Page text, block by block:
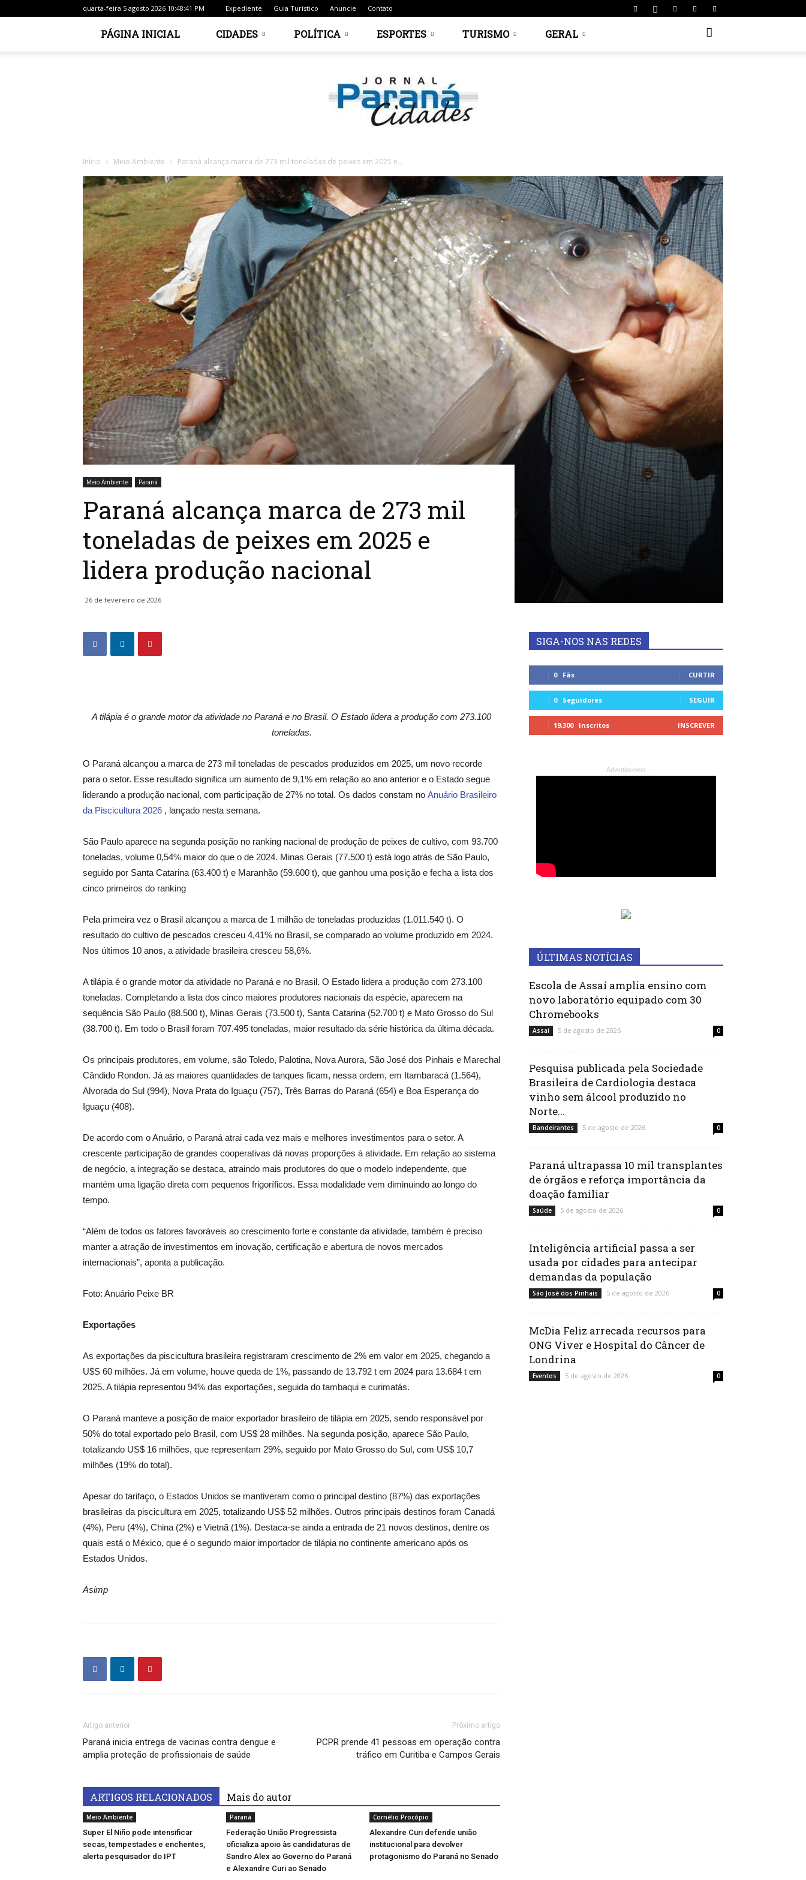
quarta-feira 5 agosto 2026 10:48:41 PM Expediente Guia Turístico Anuncie Contato
PÁGINA INICIAL CIDADES POLÍTICA ESPORTES TURISMO GERAL
Jornal
Cidades
do
Paraná
Início Meio Ambiente Paraná alcança marca de 273 mil toneladas de peixes em 2025 e...
Meio Ambiente Paraná
Paraná alcança marca de 273 mil
toneladas de peixes em 2025 e
lidera produção nacional
26 de fevereiro de 2026
A tilápia é o grande motor da atividade no Paraná e no Brasil. O Estado lidera a produção com 273.100
toneladas.
O Paraná alcançou a marca de 273 mil toneladas de pescados produzidos em 2025, um novo recorde
para o setor. Esse resultado significa um aumento de 9,1% em relação ao ano anterior e o Estado segue
liderando a produção nacional, com participação de 27% no total. Os dados constam no Anuário Brasileiro
da Piscicultura 2026 , lançado nesta semana.
São Paulo aparece na segunda posição no ranking nacional de produção de peixes de cultivo, com 93.700
toneladas, volume 0,54% maior do que o de 2024. Minas Gerais (77.500 t) está logo atrás de São Paulo,
seguido por Santa Catarina (63.400 t) e Maranhão (59.600 t), que ganhou uma posição e fecha a lista dos
cinco primeiros do ranking
Pela primeira vez o Brasil alcançou a marca de 1 milhão de toneladas produzidas (1.011.540 t). O
resultado do cultivo de pescados cresceu 4,41% no Brasil, se comparado ao volume produzido em 2024.
Nos últimos 10 anos, a atividade brasileira cresceu 58,6%.
A tilápia é o grande motor da atividade no Paraná e no Brasil. O Estado lidera a produção com 273.100
toneladas. Completando a lista dos cinco maiores produtores nacionais da espécie, aparecem na
sequência São Paulo (88.500 t), Minas Gerais (73.500 t), Santa Catarina (52.700 t) e Mato Grosso do Sul
(38.700 t). Em todo o Brasil foram 707.495 toneladas, maior resultado da série histórica da última década.
Os principais produtores, em volume, são Toledo, Palotina, Nova Aurora, São José dos Pinhais e Marechal
Cândido Rondon. Já as maiores quantidades de tanques ficam, nessa ordem, em Itambaracá (1.564),
Alvorada do Sul (994), Nova Prata do Iguaçu (757), Três Barras do Paraná (654) e Boa Esperança do
Iguaçu (408).
De acordo com o Anuário, o Paraná atrai cada vez mais e melhores investimentos para o setor. A
crescente participação de grandes cooperativas dá novas proporções à atividade. Em relação ao sistema
de negócio, a integração se destaca, atraindo mais produtores do que o modelo independente, que
mantém uma ligação direta com pequenos frigoríficos. Essa modalidade vem diminuindo ao longo do
tempo.
“Além de todos os fatores favoráveis ao crescimento forte e constante da atividade, também é preciso
manter a atração de investimentos em inovação, certificação e abertura de novos mercados
internacionais”, aponta a publicação.
Foto: Anuário Peixe BR
Exportações
As exportações da piscicultura brasileira registraram crescimento de 2% em valor em 2025, chegando a
U$S 60 milhões. Já em volume, houve queda de 1%, passando de 13.792 t em 2024 para 13.684 t em
2025. A tilápia representou 94% das exportações, seguida do tambaqui e curimatás.
O Paraná manteve a posição de maior exportador brasileiro de tilápia em 2025, sendo responsável por
50% do total exportado pelo Brasil, com US$ 28 milhões. Na segunda posição, aparece São Paulo,
totalizando US$ 16 milhões, que representam 29%, seguido por Mato Grosso do Sul, com US$ 10,7
milhões (19% do total).
Apesar do tarifaço, o Estados Unidos se mantiveram como o principal destino (87%) das exportações
brasileiras da piscicultura em 2025, totalizando US$ 52 milhões. Outros principais destinos foram Canadá
(4%), Peru (4%), China (2%) e Vietnã (1%). Destaca-se ainda a entrada de 21 novos destinos, dentre os
quais está o México, que é o segundo maior importador de tilápia no continente americano após os
Estados Unidos.
Asimp
Artigo anterior
Paraná inicia entrega de vacinas contra dengue e
amplia proteção de profissionais de saúde
Próximo artigo
PCPR prende 41 pessoas em operação contra
tráfico em Curitiba e Campos Gerais
ARTIGOS RELACIONADOS Mais do autor
Meio Ambiente
Super El Niño pode intensificar
secas, tempestades e enchentes,
alerta pesquisador do IPT
Paraná
Federação União Progressista
oficializa apoio às candidaturas de
Sandro Alex ao Governo do Paraná
e Alexandre Curi ao Senado
Cornélio Procópio
Alexandre Curi defende união
institucional para devolver
protagonismo do Paraná no Senado
SIGA-NOS NAS REDES
0 Fãs CURTIR
0 Seguidores SEGUIR
19,300 Inscritos INSCREVER
- Advertisement -
ÚLTIMAS NOTÍCIAS
Escola de Assaí amplia ensino com
novo laboratório equipado com 30
Chromebooks
Assaí 5 de agosto de 2026 0
Pesquisa publicada pela Sociedade
Brasileira de Cardiologia destaca
vinho sem álcool produzido no
Norte...
Bandeirantes 5 de agosto de 2026 0
Paraná ultrapassa 10 mil transplantes
de órgãos e reforça importância da
doação familiar
Saúde 5 de agosto de 2026 0
Inteligência artificial passa a ser
usada por cidades para antecipar
demandas da população
São José dos Pinhais 5 de agosto de 2026 0
McDia Feliz arrecada recursos para
ONG Viver e Hospital do Câncer de
Londrina
Eventos 5 de agosto de 2026 0